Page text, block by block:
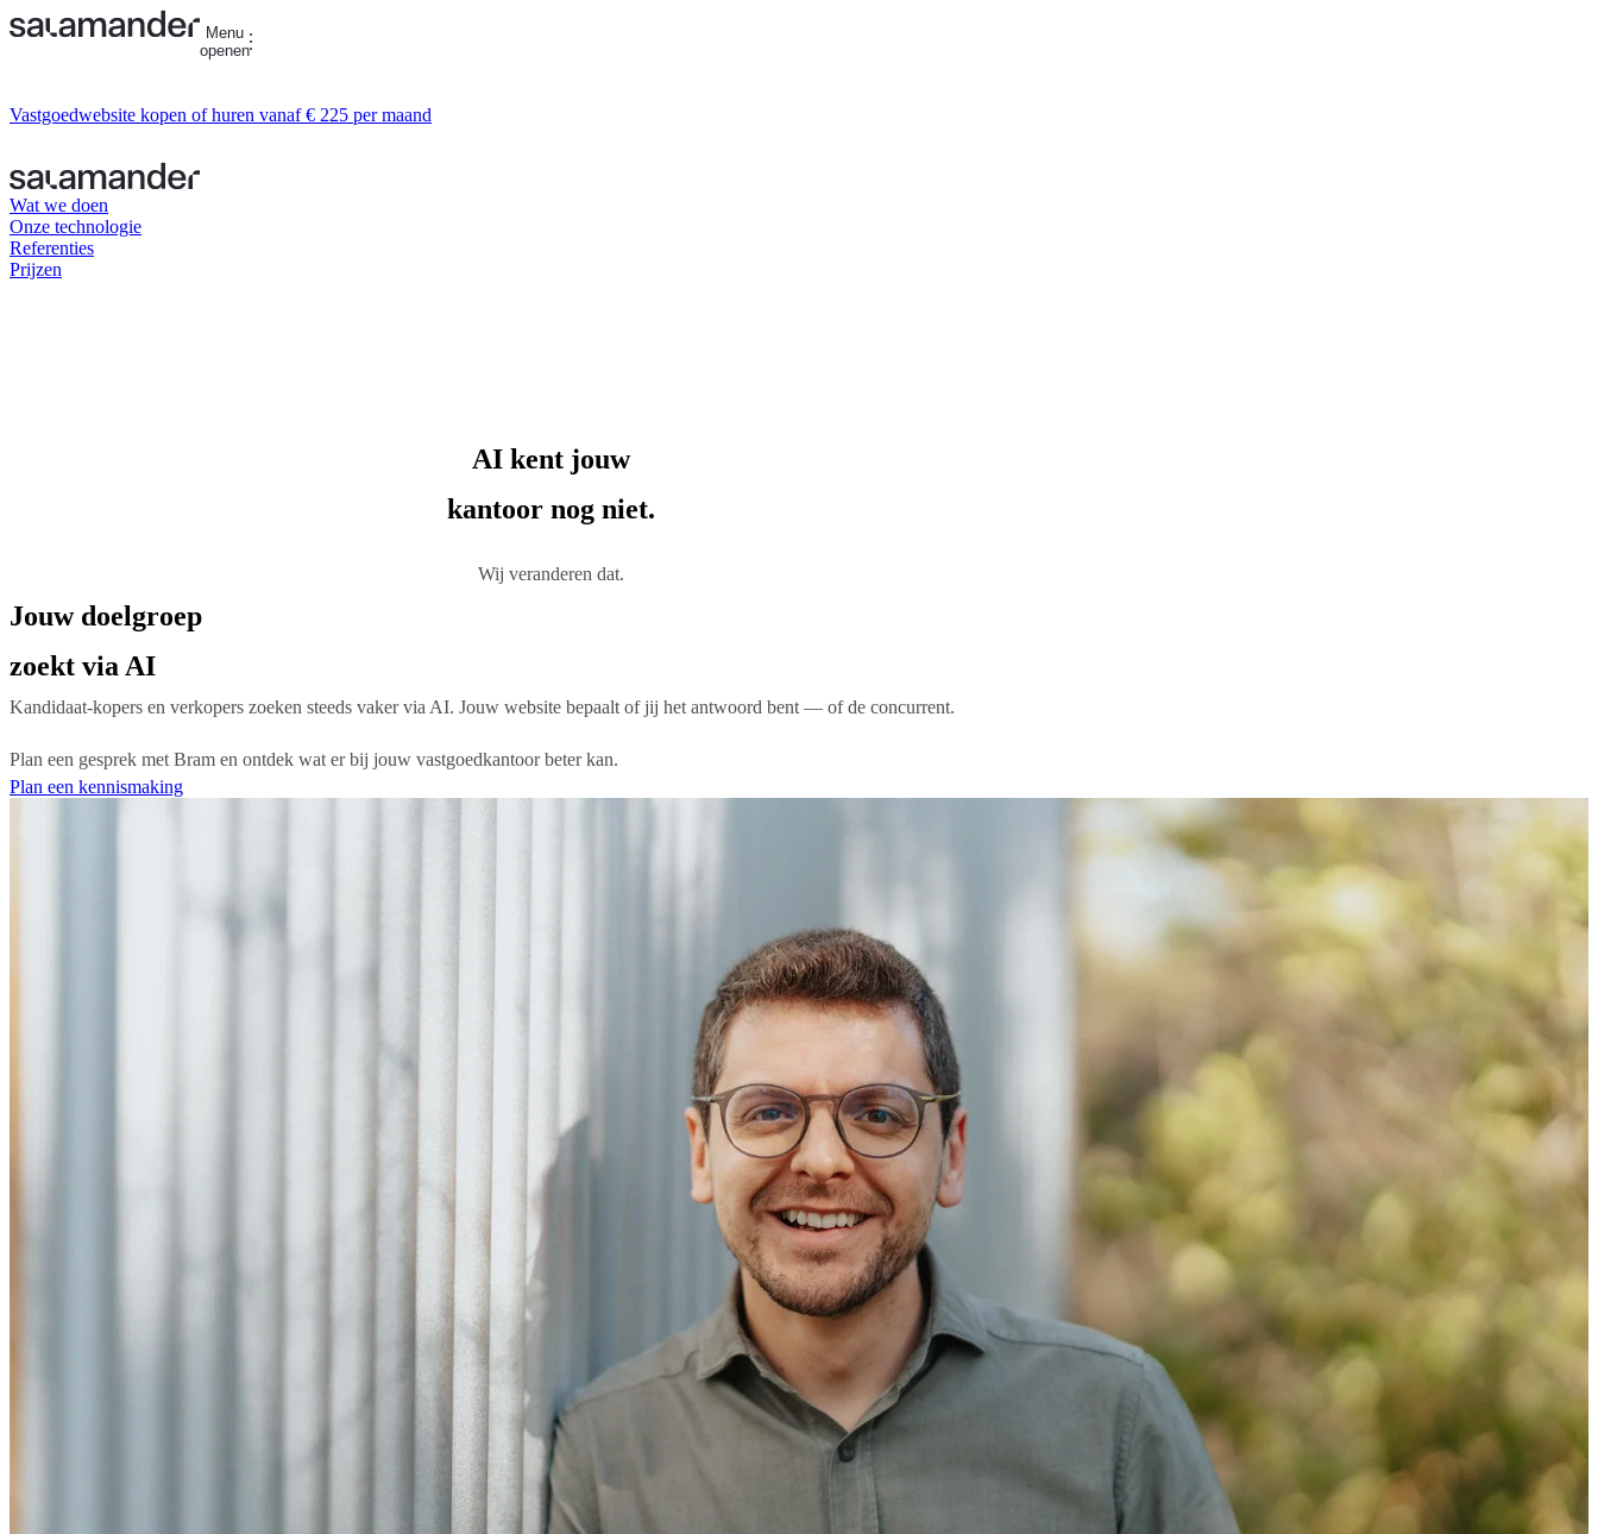
Menu
openen
Vastgoedwebsite kopen of huren vanaf € 225 per maand
Wat we doen
Onze technologie
Referenties
Prijzen
AI kent jouw
kantoor nog niet.
Wij veranderen dat.
Jouw doelgroep
zoekt via AI
Kandidaat-kopers en verkopers zoeken steeds vaker via AI. Jouw website bepaalt of jij het antwoord bent — of de concurrent.
Plan een gesprek met Bram en ontdek wat er bij jouw vastgoedkantoor beter kan.
Plan een kennismaking